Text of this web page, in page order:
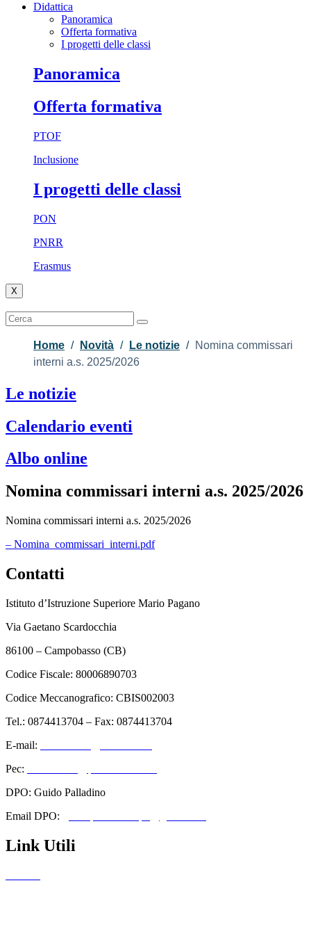
Didattica
Panoramica
Offerta formativa
I progetti delle classi
Panoramica
Offerta formativa
PTOF
Inclusione
I progetti delle classi
PON
PNRR
Erasmus
X
Home Novità Le notizie
Nomina commissari
interni a.s. 2025/2026
Le notizie
Calendario eventi
Albo online
Nomina commissari interni a.s. 2025/2026
Nomina commissari interni a.s. 2025/2026
– Nomina_commissari_interni.pdf
Contatti
Istituto d’Istruzione Superiore Mario Pagano
Via Gaetano Scardocchia
86100 – Campobasso (CB)
Codice Fiscale: 80006890703
Codice Meccanografico: CBIS002003
Tel.: 0874413704 – Fax: 0874413704
E-mail:
Pec:
DPO: Guido Palladino
Email DPO:
Link Utili